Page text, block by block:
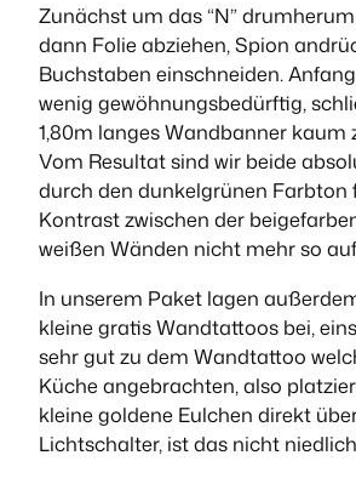
Zunächst um das “N”
dann Folie abziehen, Spion
Buchstaben einschneiden.
wenig gewöhnungsbedürftig,
1,80m langes Wandbanner kaum
Vom Resultat sind wir beide
durch den dunkelgrünen Farbton
Kontrast zwischen der
weißen Wänden nicht mehr so
In unserem Paket lagen
kleine gratis Wandtattoos bei,
sehr gut zu dem Wandtattoo
Küche angebrachten, also
kleine goldene Eulchen direkt
Lichtschalter, ist das nicht